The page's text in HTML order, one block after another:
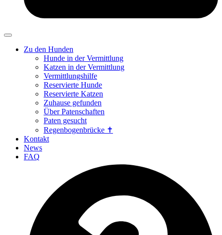
Zu den Hunden
Hunde in der Vermittlung
Katzen in der Vermittlung
Vermittlungshilfe
Reservierte Hunde
Reservierte Katzen
Zuhause gefunden
Über Patenschaften
Paten gesucht
Regenbogenbrücke ✝
Kontakt
News
FAQ